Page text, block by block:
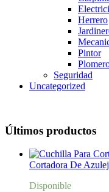
Herrero
Pintor
Seguridad
Uncategorized
Últimos productos
Cortadora De
Disponible